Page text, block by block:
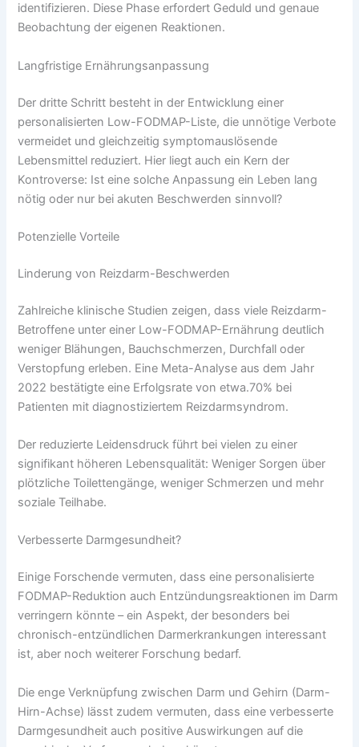
identifizieren. Diese Phase erfordert Geduld und genaue
Beobachtung der eigenen Reaktionen.
Langfristige Ernährungsanpassung
Der dritte Schritt besteht in der Entwicklung einer
personalisierten Low-FODMAP-Liste, die unnötige Verbote
vermeidet und gleichzeitig symptomauslösende
Lebensmittel reduziert. Hier liegt auch ein Kern der
Kontroverse: Ist eine solche Anpassung ein Leben lang
nötig oder nur bei akuten Beschwerden sinnvoll?
Potenzielle Vorteile
Linderung von Reizdarm-Beschwerden
Zahlreiche klinische Studien zeigen, dass viele Reizdarm-
Betroffene unter einer Low-FODMAP-Ernährung deutlich
weniger Blähungen, Bauchschmerzen, Durchfall oder
Verstopfung erleben. Eine Meta-Analyse aus dem Jahr
2022 bestätigte eine Erfolgsrate von etwa.70% bei
Patienten mit diagnostiziertem Reizdarmsyndrom.
Der reduzierte Leidensdruck führt bei vielen zu einer
signifikant höheren Lebensqualität: Weniger Sorgen über
plötzliche Toilettengänge, weniger Schmerzen und mehr
soziale Teilhabe.
Verbesserte Darmgesundheit?
Einige Forschende vermuten, dass eine personalisierte
FODMAP-Reduktion auch Entzündungsreaktionen im Darm
verringern könnte – ein Aspekt, der besonders bei
chronisch-entzündlichen Darmerkrankungen interessant
ist, aber noch weiterer Forschung bedarf.
Die enge Verknüpfung zwischen Darm und Gehirn (Darm-
Hirn-Achse) lässt zudem vermuten, dass eine verbesserte
Darmgesundheit auch positive Auswirkungen auf die